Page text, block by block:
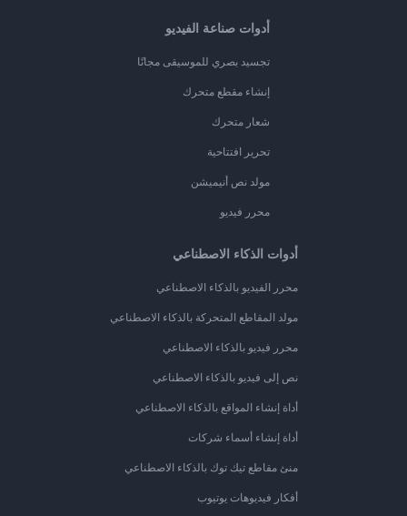
أدوات صناعة الفيديو
تجسيد بصري للموسيقى مجانًا
إنشاء مقطع متحرك
شعار متحرك
تحرير افتتاحية
مولد نص أنيميشن
محرر فيديو
أدوات الذكاء الاصطناعي
محرر الفيديو بالذكاء الاصطناعي
مولد المقاطع المتحركة بالذكاء الاصطناعي
محرر فيديو بالذكاء الاصطناعي
نص إلى فيديو بالذكاء الاصطناعي
أداة إنشاء المواقع بالذكاء الاصطناعي
أداة إنشاء أسماء شركات
منئ مقاطع تيك توك بالذكاء الاصطناعي
أفكار فيديوهات يوتيوب